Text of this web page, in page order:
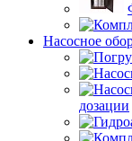
Насосное
дозации